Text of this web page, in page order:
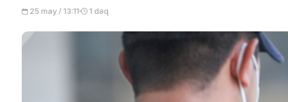
25 may / 13:11 1 dəq